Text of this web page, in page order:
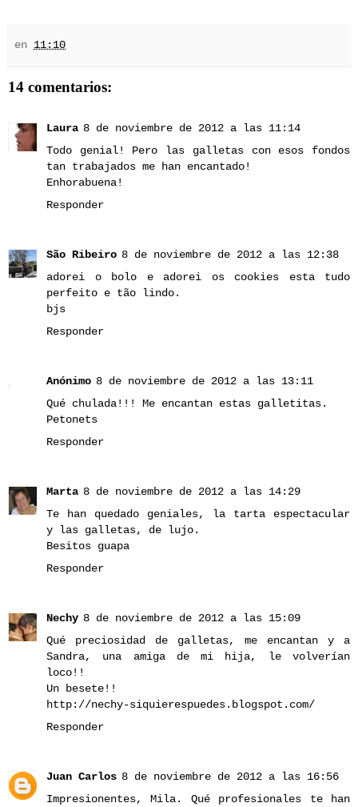
en 11:10
14 comentarios:
Laura 8 de noviembre de 2012 a las 11:14
Todo genial! Pero las galletas con esos fondos
tan trabajados me han encantado!
Enhorabuena!
Responder
São Ribeiro 8 de noviembre de 2012 a las 12:38
adorei o bolo e adorei os cookies esta tudo
perfeito e tão lindo.
bjs
Responder
Anónimo 8 de noviembre de 2012 a las 13:11
Qué chulada!!! Me encantan estas galletitas.
Petonets
Responder
Marta 8 de noviembre de 2012 a las 14:29
Te han quedado geniales, la tarta espectacular
y las galletas, de lujo.
Besitos guapa
Responder
Nechy 8 de noviembre de 2012 a las 15:09
Qué preciosidad de galletas, me encantan y a
Sandra, una amiga de mi hija, le volverían
loco!!
Un besete!!
http://nechy-siquierespuedes.blogspot.com/
Responder
Juan Carlos 8 de noviembre de 2012 a las 16:56
Impresionentes, Mila. Qué profesionales te han